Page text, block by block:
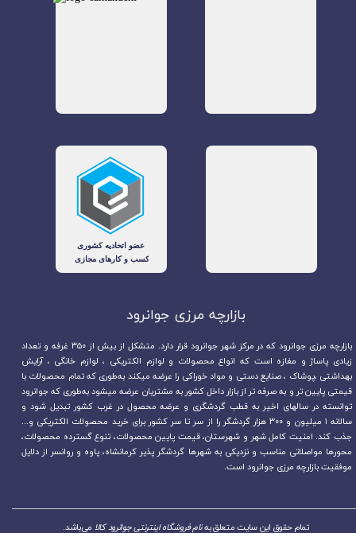
بازارچه مرزی جوانرود​​​​​​​
بازارچه مرزی جوانرود که در مرکز شهر جوانرود قرار دارد. متشکل از بیش از ۳۵۰ غرفه و تعداد
زیادی پاساژ و مغازه است که انواع محصولات و لوازم الکتریکی ، لوازم خانگی ، آرایش
بهداشتی ،پوشاک ، صنایع دستی و مواد خوراکی را عرضه میکند به‌طوری که تمام محصولات با
قیمتی پایین تر و به صرفه تر از بازار داخل کشور به مشتریان عرضه میشود به‌طوری که جوانرود
توانسته در سالهای اخیر به قطب گردشگری و عرضه محصول در غرب کشور تبدیل شود و
سالانه ۱ میلیون و ۳۰۰ هزار گردشگر را از سر تا سر کشور برای خرید محصولات الکتریکی و...
جذب کند. امنیت کامل شهر و شهرستان، قیمت پایین محصولات، تنوع گسترده محصولات،
محورها مواصلاتی مناسب و نزدیکی به شهرها گردشگر پذیر کرمانشاه، پاوه و روانسر از دلایل
موفقیت بازارچه مرزی جوانرود است.
تمام حقوق این سایت متعلق بهنام فروشگاه اینترنتی جوانرود کالا می‌باشد.